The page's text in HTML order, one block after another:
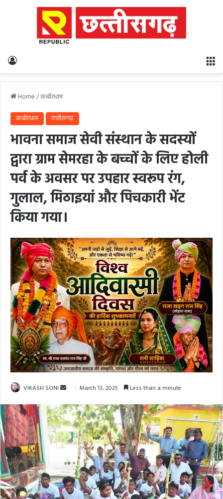
Home/कबीरधाम
कबीरधाम छत्तीसगढ़
भावना समाज सेवी संस्थान के सदस्यों
द्वारा ग्राम सेमरहा के बच्चों के लिए होली
पर्व के अवसर पर उपहार स्वरूप रंग,
गुलाल, मिठाइयां और पिचकारी भेंट
किया गया।
VIKASH SONI
Send
email
March 13, 2025 Less than a minute